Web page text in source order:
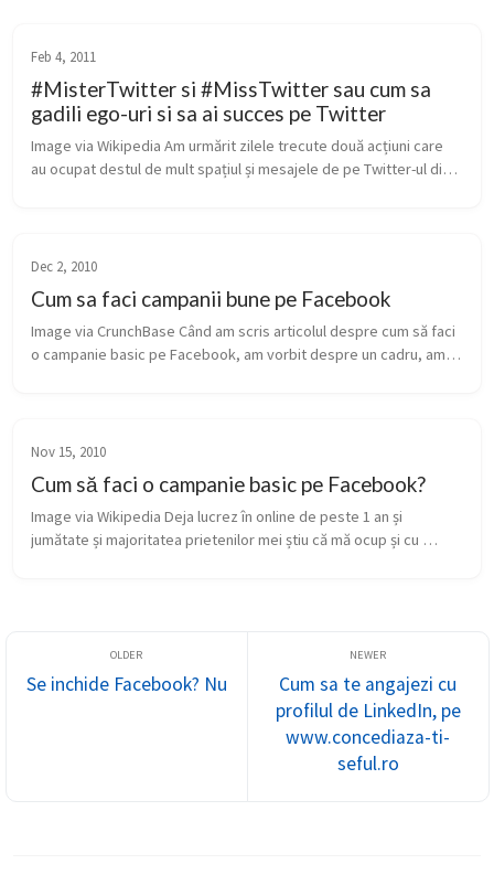
Feb 4, 2011
#MisterTwitter si #MissTwitter sau cum sa
gadili ego-uri si sa ai succes pe Twitter
Image via Wikipedia Am urmărit zilele trecute două acțiuni care
au ocupat destul de mult spațiul și mesajele de pe Twitter-ul din
Dec 2, 2010
Cum sa faci campanii bune pe Facebook
Image via CrunchBase Când am scris articolul despre cum să faci
o campanie basic pe Facebook, am vorbit despre un cadru, am
Nov 15, 2010
Cum să faci o campanie basic pe Facebook?
Image via Wikipedia Deja lucrez în online de peste 1 an și
jumătate și majoritatea prietenilor mei știu că mă ocup și cu
Se inchide Facebook? Nu
Cum sa te angajezi cu
profilul de LinkedIn, pe
www.concediaza-ti-
seful.ro